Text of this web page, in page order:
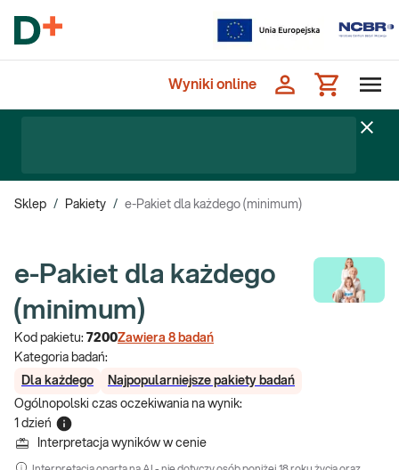
Wyniki online
Sklep / Pakiety / e-Pakiet dla każdego (minimum)
e-Pakiet dla każdego
(minimum)
Kod pakietu: 7200Zawiera 8 badań
Kategoria badań:
Dla każdego
Najpopularniejsze pakiety badań
Ogólnopolski czas oczekiwania na wynik:
1 dzień
Interpretacja wyników w cenie